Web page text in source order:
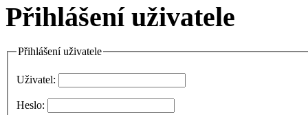
Přihlášení uživatele
Přihlášení uživatele
Uživatel:
Heslo: